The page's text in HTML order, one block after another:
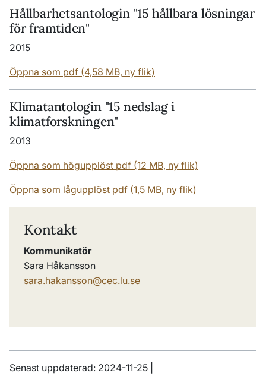
Hållbarhetsantologin "15 hållbara lösningar
för framtiden"
2015
Öppna som pdf (4,58 MB, ny flik)
Klimatantologin "15 nedslag i
klimatforskningen"
2013
Öppna som högupplöst pdf (12 MB, ny flik)
Öppna som lågupplöst pdf (1,5 MB, ny flik)
Kontakt
Kommunikatör
Sara Håkansson
sara.hakansson@cec.lu.se
Senast uppdaterad: 2024-11-25 |